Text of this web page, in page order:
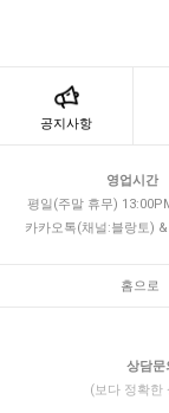
공지사항
영업시간
평일(주말 휴무)
카카오톡(채널:블랑토) &
홈으로
상담문
(보다 정확한